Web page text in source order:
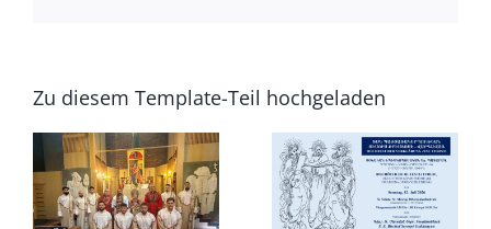
Zu diesem Template-Teil hochgeladen